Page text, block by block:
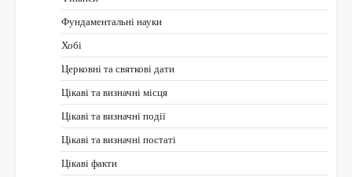
Фундаментальні науки
Хобі
Церковні та святкові дати
Цікаві та визначні місця
Цікаві та визначні події
Цікаві та визначні постаті
Цікаві факти